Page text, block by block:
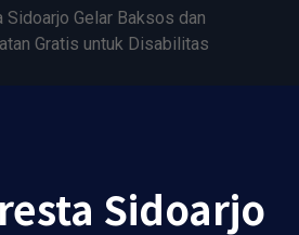
Gelar Baksos dan
Gratis untuk Disabilitas
Sidoarjo